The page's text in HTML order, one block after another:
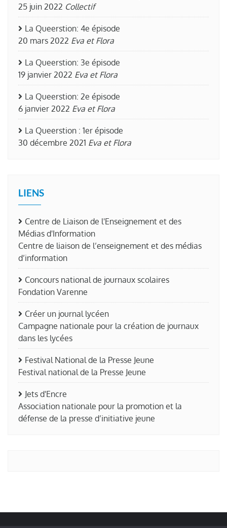
25 juin 2022 Collectif
La Queerstion: 4e épisode
20 mars 2022 Eva et Flora
La Queerstion: 3e épisode
19 janvier 2022 Eva et Flora
La Queerstion: 2e épisode
6 janvier 2022 Eva et Flora
La Queerstion : 1er épisode
30 décembre 2021 Eva et Flora
LIENS
Centre de Liaison de l'Enseignement et des
Médias d'Information
Centre de liaison de l’enseignement et des médias
d’information
Concours national de journaux scolaires
Fondation Varenne
Créer un journal lycéen
Campagne nationale pour la création de journaux
dans les lycées
Festival National de la Presse Jeune
Festival national de la Presse Jeune
Jets d'Encre
Association nationale pour la promotion et la
défense de la presse d’initiative jeune